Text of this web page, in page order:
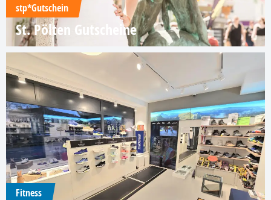
stp*Gutschein
St. Pölten Gutscheine
Fitness